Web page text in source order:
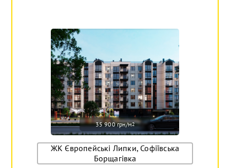
35 900 грн/м2
ЖК Європейські Липки, Софіївська
Борщагівка